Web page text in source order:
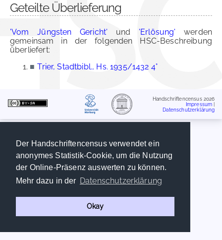
Der Handschriftencensus verwendet ein
anonymes Statistik-Cookie, um die Nutzung
der Online-Präsenz auswerten zu können.
Mehr dazu in der Datenschutzerklärung
Okay
Geteilte Überlieferung
'Vom Jüngsten Gericht' und 'Erlösung' werden
gemeinsam in der folgenden HSC-Beschreibung
überliefert:
■ Trier, Stadtbibl., Hs. 1935/1432 4°
Handschriftencensus 2026
Impressum
Datenschutzerklärung